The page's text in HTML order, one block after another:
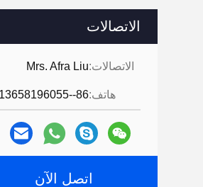
الاتصالات
الاتصالات:Mrs. Afra Liu
هاتف:86--13658196055
اتصل الآن